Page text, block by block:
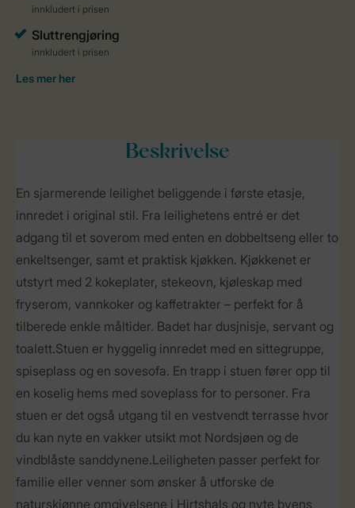
Beskrivelse
En sjarmerende leilighet beliggende i første etasje,
innredet i original stil. Fra leilighetens entré er det
adgang til et soverom med enten en dobbeltseng eller to
enkeltsenger, samt et praktisk kjøkken. Kjøkkenet er
utstyrt med 2 kokeplater, stekeovn, kjøleskap med
fryserom, vannkoker og kaffetrakter – perfekt for å
tilberede enkle måltider. Badet har dusjnisje, servant og
toalett.Stuen er hyggelig innredet med en sittegruppe,
spiseplass og en sovesofa. En trapp i stuen fører opp til
en koselig hems med soveplass for to personer. Fra
stuen er det også utgang til en vestvendt terrasse hvor
du kan nyte en vakker utsikt mot Nordsjøen og de
vindblåste sanddynene.Leiligheten passer perfekt for
familie eller venner som ønsker å utforske de
naturskjønne omgivelsene i Hirtshals og nyte byens